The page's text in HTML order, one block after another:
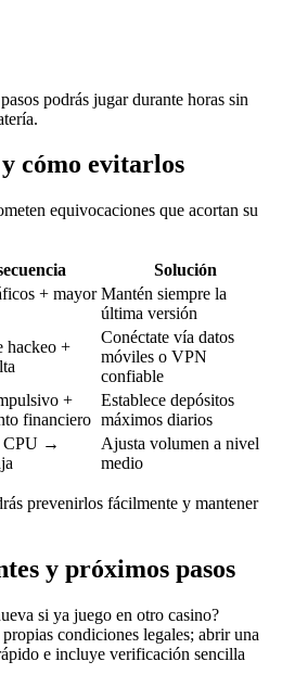
podrás jugar durante horas sin
cómo evitarlos
equivocaciones que acortan su
Solución
+ mayor Mantén siempre la
última versión
hackeo +
Conéctate vía datos
móviles o VPN
confiable
+
financiero
Establece depósitos
máximos diarios
CPU →
Ajusta volumen a nivel
medio
prevenirlos fácilmente y mantener
y próximos pasos
si ya juego en otro casino?
condiciones legales; abrir una
e incluye verificación sencilla